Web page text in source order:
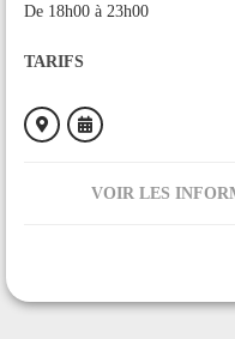
De 18h00 à 23h00
TARIFS
VOIR LES
CONTACT